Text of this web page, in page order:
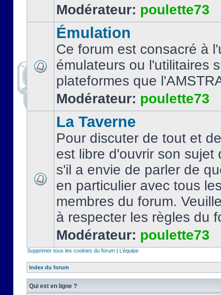
Modérateur: poulette73
Émulation
Ce forum est consacré à
émulateurs ou l'utilitaires
plateformes que
Modérateur: poulette73
La Taverne
Pour discuter de tout et
est libre d'ouvrir son sujet
s'il a envie de parler de
en particulier avec tous
membres du forum.
à respecter les règles du
Modérateur: poulette73
Supprimer tous les cookies du forum | L’équipe
Index du forum
Qui est en ligne ?